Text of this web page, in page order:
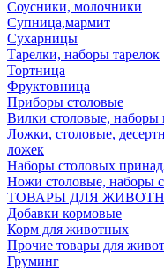
Соусники, молочники
Супница,мармит
Сухарницы
Тарелки, наборы тарелок
Тортница
Фруктовница
Приборы столовые
Вилки столовые, наборы
Ложки, столовые,
ложек
Наборы столовых
Ножи столовые, наборы
ТОВАРЫ ДЛЯ
Добавки кормовые
Корм для животных
Прочие товары для
Груминг